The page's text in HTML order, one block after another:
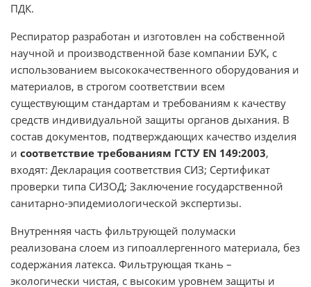
ПДК.
Респиратор разработан и изготовлен на собственной
научной и производственной базе компании БУК, с
использованием высококачественного оборудования и
материалов, в строгом соответствии всем
существующим стандартам и требованиям к качеству
средств индивидуальной защиты органов дыхания. В
состав документов, подтверждающих качество изделия
и соответствие требованиям ГСТУ EN 149:2003,
входят: Декларация соответствия СИЗ; Сертификат
проверки типа СИЗОД; Заключение государственной
санитарно-эпидемиологической экспертизы.
Внутренняя часть фильтрующей полумаски
реализована слоем из гипоаллергенного материала, без
содержания латекса. Фильтрующая ткань –
экологически чистая, с высоким уровнем защиты и